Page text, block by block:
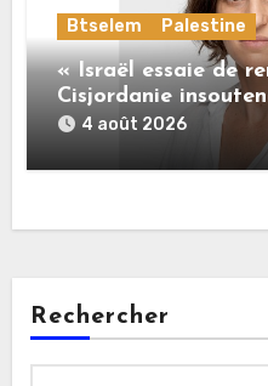
Btselem Palestine
« Israël essaie de
Cisjordanie
Palestiniens. »
4 août 2026
Rechercher